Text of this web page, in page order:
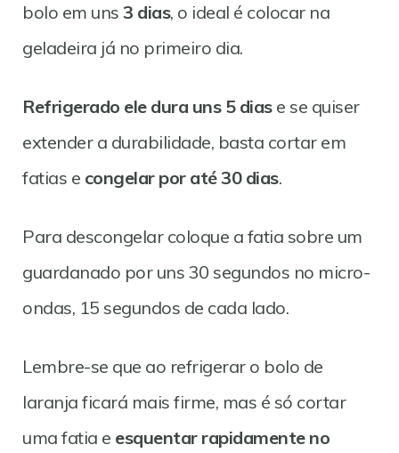
bolo em uns 3 dias, o ideal é colocar na
geladeira já no primeiro dia.
Refrigerado ele dura uns 5 diase se quiser
extender a durabilidade, basta cortar em
fatias e congelar por até 30 dias.
Para descongelar coloque a fatia sobre um
guardanado por uns 30 segundos no micro-
ondas, 15 segundos de cada lado.
Lembre-se que ao refrigerar o bolo de
laranja ficará mais firme, mas é só cortar
uma fatia e esquentar rapidamente no